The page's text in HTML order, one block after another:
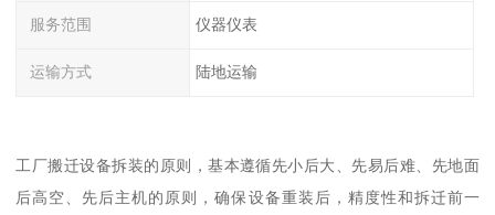
服务范围 仪器仪表
运输方式 陆地运输
工厂搬迁设备拆装的原则，基本遵循先小后大、先易后难、先地面
后高空、先后主机的原则，确保设备重装后，精度性和拆迁前一